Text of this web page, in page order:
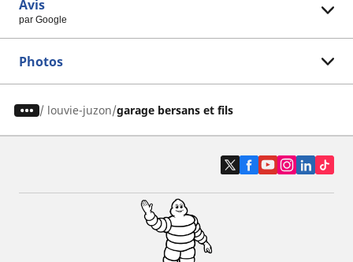
Avis
par Google
Photos
/ louvie-juzon garage bersans et fils